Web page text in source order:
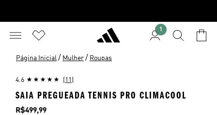
1
Página Inicial / Mulher / Roupas
4.6 (11)
SAIA PREGUEADA TENNIS PRO CLIMACOOL
Preço
R$499,99